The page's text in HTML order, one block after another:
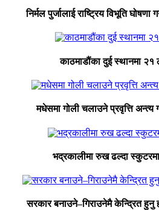
निर्मल पुर्जालाई राष्ट्रिय विभूति घोषणा
काठमाडौंका दुई स्थानमा २१
मधेसमा गोली चलाउने प्रवृत्ति
भद्रकालीमा रुख ढल्दा
सरकार बनाउने–गिराउनेमै केन्द्रित हुनु